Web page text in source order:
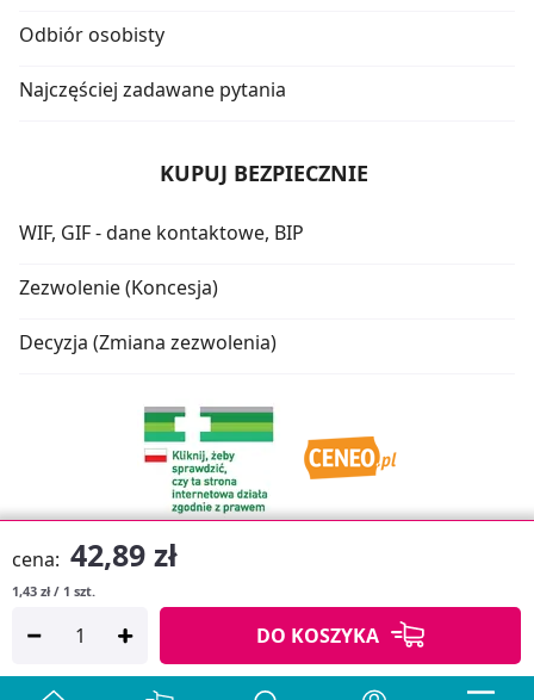
cena: 42,89 zł
1,43 zł / 1 szt.
DO KOSZYKA
Odbiór osobisty
Najczęściej zadawane pytania
KUPUJ BEZPIECZNIE
WIF, GIF - dane kontaktowe, BIP
Zezwolenie (Koncesja)
Decyzja (Zmiana zezwolenia)
Copyright © 2026
Projekt strony: MEDICARE.PL iAPTUS.PL